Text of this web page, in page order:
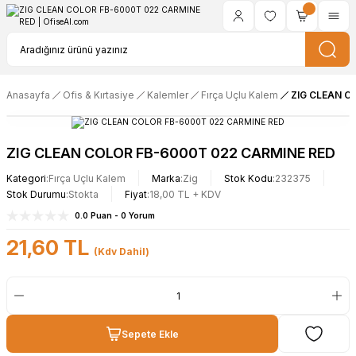
Anasayfa Ofis & Kırtasiye Kalemler Fırça Uçlu Kalem ZIG CLEAN
ZIG CLEAN COLOR FB-6000T 022 CARMINE RED
Kategori Fırça Uçlu Kalem Marka Zig Stok Kodu 232375
Stok Durumu Stokta Fiyat 18,00 TL + KDV
0.0 Puan - 0 Yorum
21,60 TL (Kdv Dahil)
Sepete Ekle